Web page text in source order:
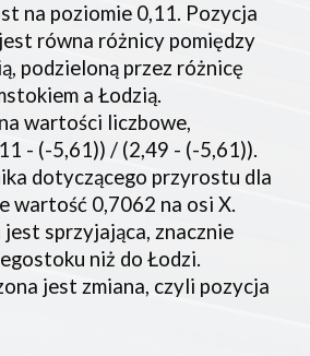
na poziomie 0,11. Pozycja
równa różnicy pomiędzy
podzieloną przez różnicę
a Łodzią.
wartości liczbowe,
- (-5,61)) / (2,49 - (-5,61)).
dotyczącego przyrostu dla
wartość 0,7062 na osi X.
sprzyjająca, znacznie
niż do Łodzi.
jest zmiana, czyli pozycja